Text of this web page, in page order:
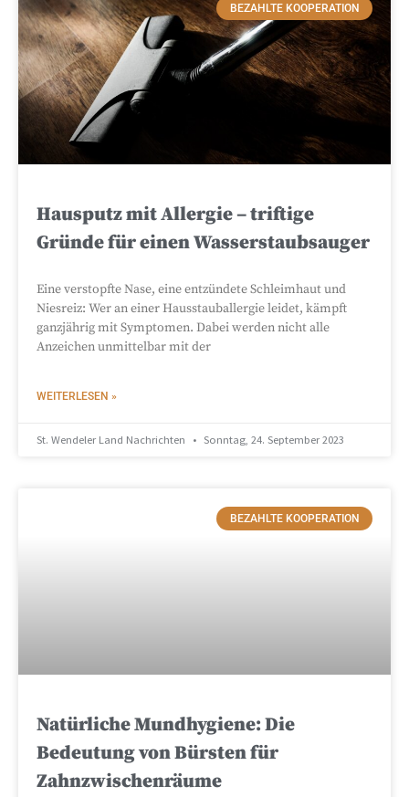
BEZAHLTE KOOPERATION
Hausputz mit Allergie – triftige
Gründe für einen Wasserstaubsauger
Eine verstopfte Nase, eine entzündete Schleimhaut und
Niesreiz: Wer an einer Hausstauballergie leidet, kämpft
ganzjährig mit Symptomen. Dabei werden nicht alle
Anzeichen unmittelbar mit der
WEITERLESEN »
St. Wendeler Land Nachrichten Sonntag, 24. September 2023
BEZAHLTE KOOPERATION
Natürliche Mundhygiene: Die
Bedeutung von Bürsten für
Zahnzwischenräume